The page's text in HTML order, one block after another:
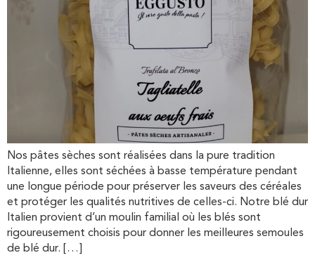
Nos pâtes sèches sont réalisées dans la pure tradition
Italienne, elles sont séchées à basse température pendant
une longue période pour préserver les saveurs des céréales
et protéger les qualités nutritives de celles-ci. Notre blé dur
Italien provient d’un moulin familial où les blés sont
rigoureusement choisis pour donner les meilleures semoules
de blé dur. […]